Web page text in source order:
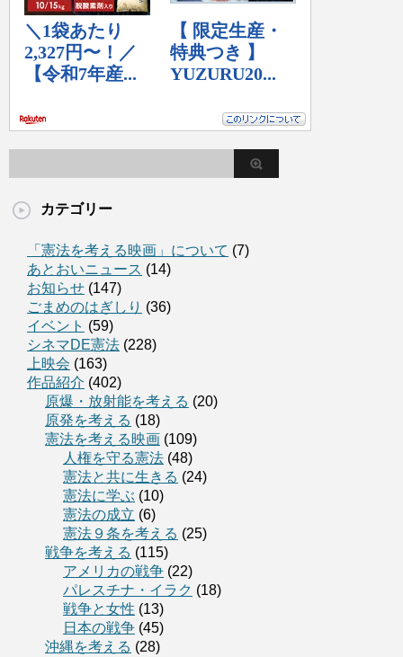
カテゴリー
「憲法を考える映画」について (7)
あとおいニュース (14)
お知らせ (147)
ごまめのはぎしり (36)
イベント (59)
シネマDE憲法 (228)
上映会 (163)
作品紹介 (402)
原爆・放射能を考える (20)
原発を考える (18)
憲法を考える映画 (109)
人権を守る憲法 (48)
憲法と共に生きる (24)
憲法に学ぶ (10)
憲法の成立 (6)
憲法９条を考える (25)
戦争を考える (115)
アメリカの戦争 (22)
パレスチナ・イラク (18)
戦争と女性 (13)
日本の戦争 (45)
沖縄を考える (28)